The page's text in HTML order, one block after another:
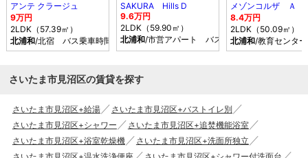
アンテ クラージュ
9万円
2LDK（57.39㎡）
北浦和/北宿 バス乗車時間19分 停歩9分
SAKURA Hills D
9.6万円
2LDK（59.90㎡）
北浦和/市営アパート バス乗車時間10分 停歩5
メゾンコルザ Ａ
8.4万円
2LDK（50.09㎡）
北浦和/教育センタ
さいたま市見沼区の賃貸を探す
さいたま市見沼区+給湯
さいたま市見沼区+バストイレ別
さいたま市見沼区+シャワー
さいたま市見沼区+追焚機能浴室
さいたま市見沼区+浴室乾燥機
さいたま市見沼区+洗面所独立